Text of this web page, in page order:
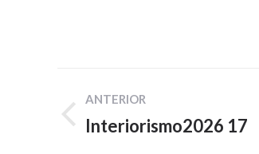
entre
proyectos
ANTERIOR
Proyecto
Interiorismo2026 17